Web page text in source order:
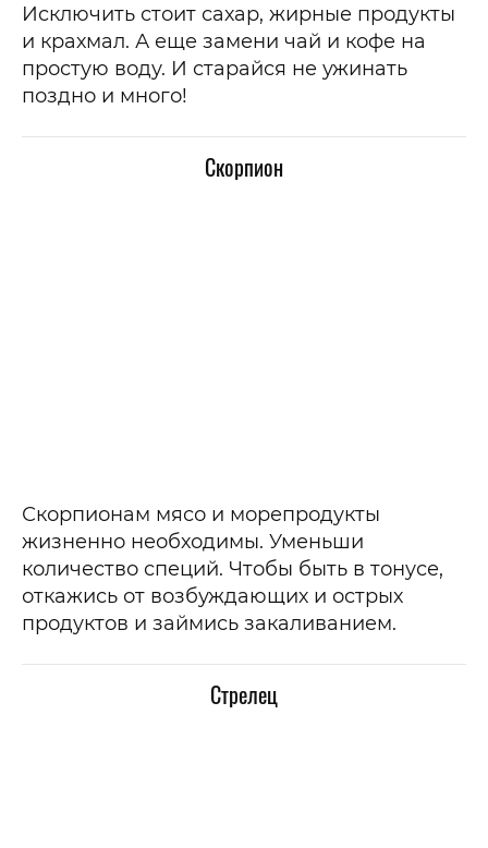
Исключить стоит сахар, жирные продукты
и крахмал. А еще замени чай и кофе на
простую воду. И старайся не ужинать
поздно и много!
Скорпион
Скорпионам мясо и морепродукты
жизненно необходимы. Уменьши
количество специй. Чтобы быть в тонусе,
откажись от возбуждающих и острых
продуктов и займись закаливанием.
Стрелец